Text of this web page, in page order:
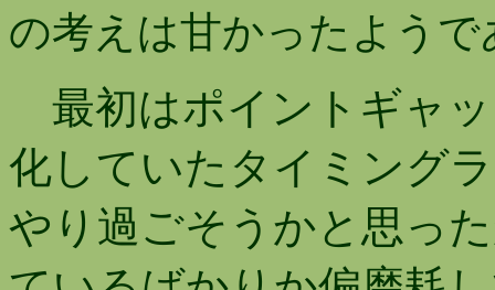
の考えは甘かったようで
最初はポイントギャ
化していたタイミング
やり過ごそうかと思っ